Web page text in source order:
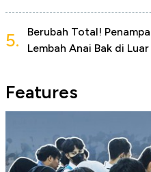
5.
Berubah Total!
Lembah Anai Bak di
Features